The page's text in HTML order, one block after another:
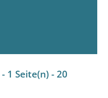
1 Seite(n) - 20